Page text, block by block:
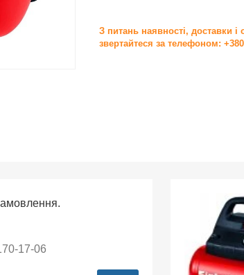
З питань наявності, доставки і
звертайтеся за телефоном:
17-06